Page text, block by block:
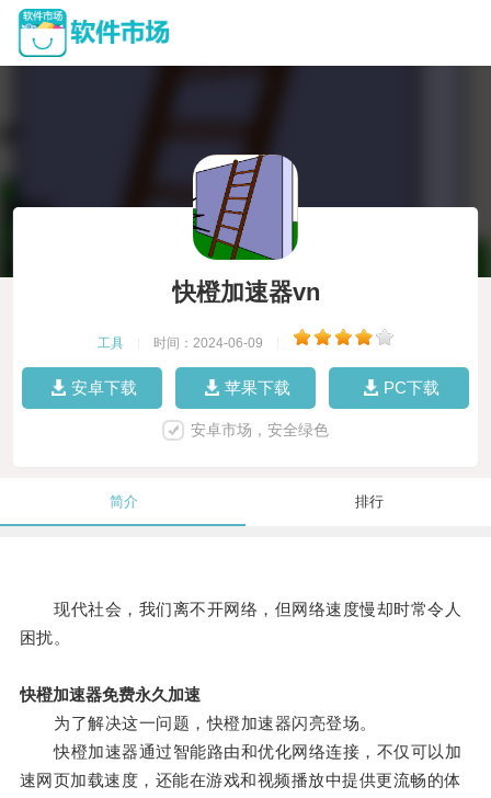
快橙加速器vn
工具 时间：2024-06-09
安卓下载 苹果下载 PC下载
安卓市场，安全绿色
简介 排行
现代社会，我们离不开网络，但网络速度慢却时常令人
困扰。
快橙加速器免费永久加速
为了解决这一问题，快橙加速器闪亮登场。
快橙加速器通过智能路由和优化网络连接，不仅可以加
速网页加载速度，还能在游戏和视频播放中提供更流畅的体